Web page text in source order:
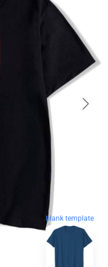
blank template